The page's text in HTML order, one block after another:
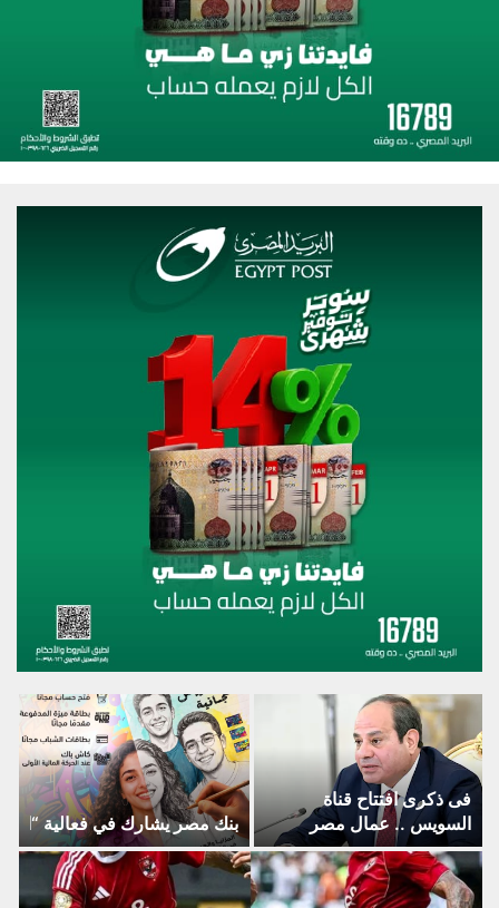
فى ذكرى افتتاح قناة
السويس .. عمال مصر
يهنئون الرئيس السيسى
وشعب مصر
بنك مصر يشارك في فعالية